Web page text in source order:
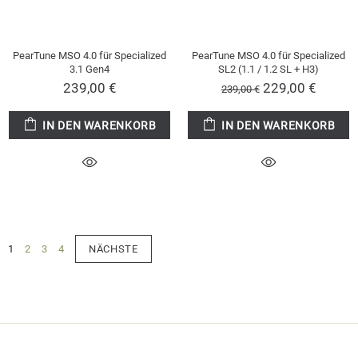
PearTune MSO 4.0 für Specialized
3.1 Gen4
239,00 €
IN DEN WARENKORB
PearTune MSO 4.0 für Specialized
SL2 (1.1 / 1.2 SL + H3)
239,00 € 229,00 €
IN DEN WARENKORB
1 2 3 4 NÄCHSTE